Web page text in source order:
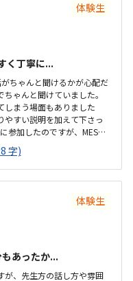
体験生
く丁寧に...
ちゃんと聞けるかが心配だ
ゃんと聞けていました。
しまう場面もありました
すい説明を加えて下さっ
参加したのですが、MESH
グラミングがPCの中だけ
事もできるという感覚が
以内と近いです。建物も分
。プログラミング教室のイ
かったです。リラックス&
ら回数の割には高めだと
字)
体験生
あったか...
が、先生方の話し方や雰囲